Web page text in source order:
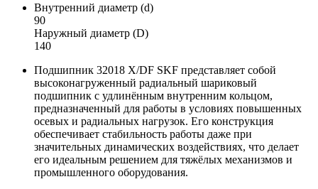
Внутренний диаметр (d)
90
Наружный диаметр (D)
140
Подшипник 32018 X/DF SKF представляет собой
высоконагруженный радиальный шариковый
подшипник с удлинённым внутренним кольцом,
предназначенный для работы в условиях повышенных
осевых и радиальных нагрузок. Его конструкция
обеспечивает стабильность работы даже при
значительных динамических воздействиях, что делает
его идеальным решением для тяжёлых механизмов и
промышленного оборудования.